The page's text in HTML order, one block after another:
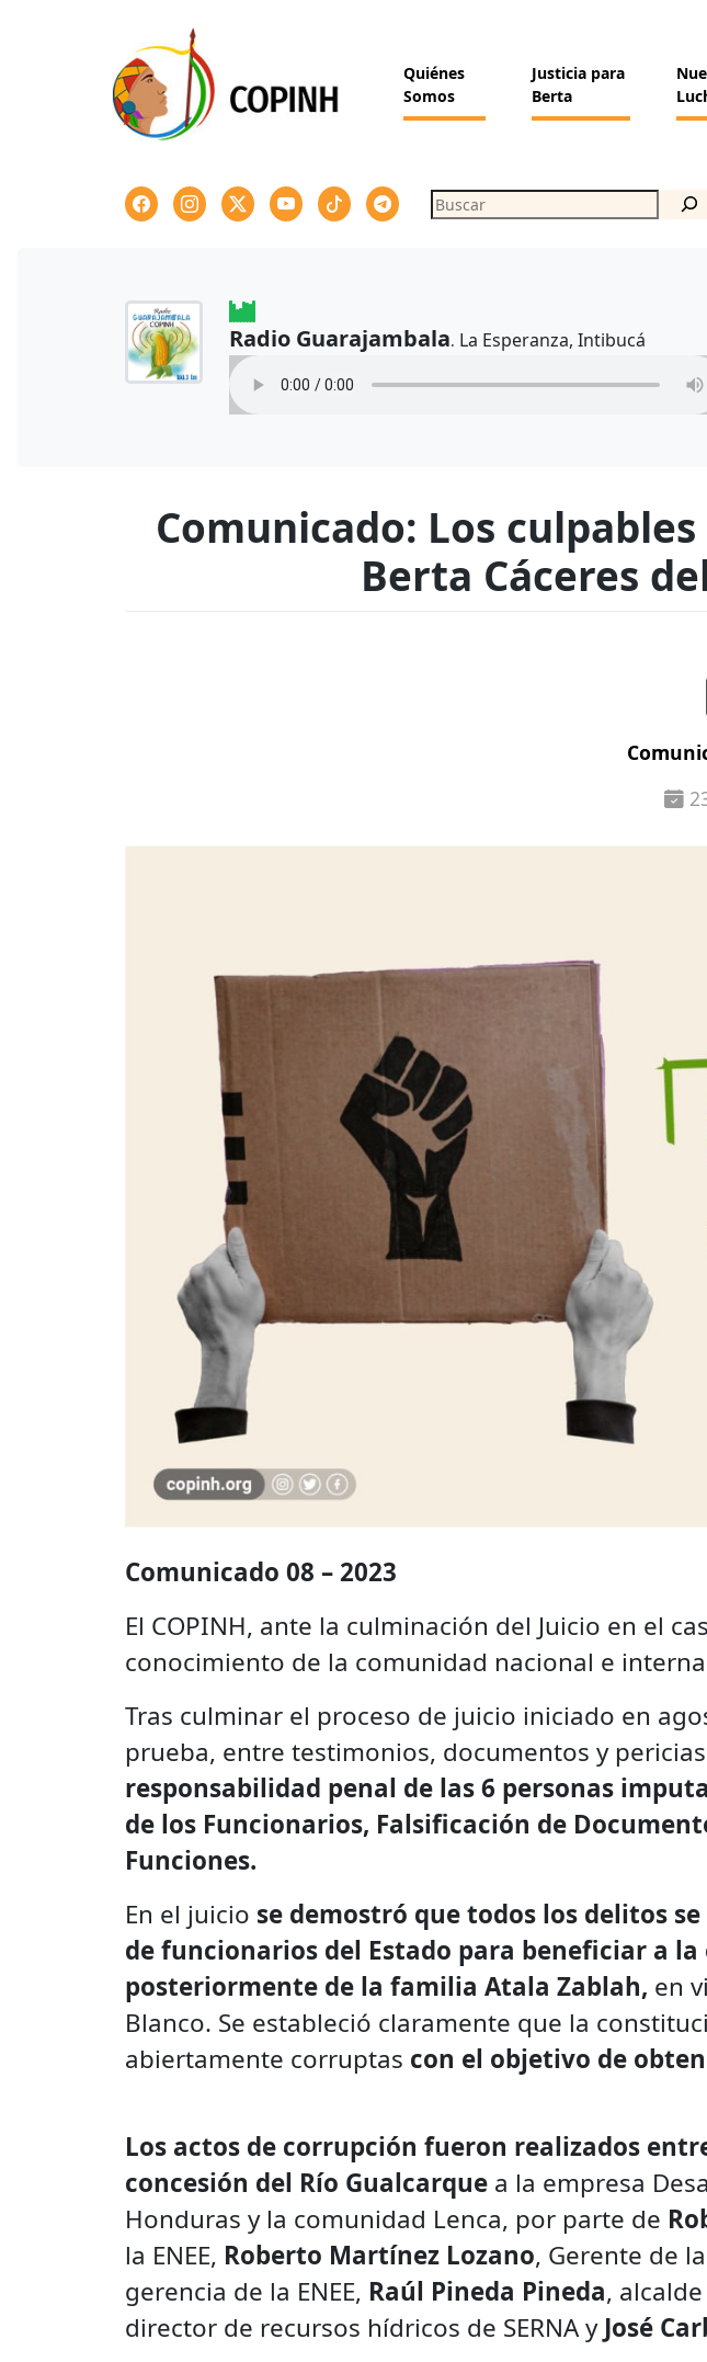
Quiénes
Somos
Justicia para
Berta
Buscar
Radio Guarajambala. La Esperanza, Intibucá
Comunicado: Los
Berta Cáceres
Comunicado 08 – 2023
El COPINH, ante la culminación del Juicio en el
conocimiento de la comunidad nacional e
Tras culminar el proceso de juicio iniciado en
prueba, entre testimonios, documentos y
responsabilidad penal de las 6 personas
de los Funcionarios, Falsificación de
Funciones.
En el juicio se demostró que todos los delitos
de funcionarios del Estado para beneficiar a la
posteriormente de la familia Atala Zablah, en
Blanco. Se estableció claramente que la
abiertamente corruptas con el objetivo de
Los actos de corrupción fueron realizados
concesión del Río Gualcarque a la empresa
Honduras y la comunidad Lenca, por parte de
la ENEE, Roberto Martínez Lozano, Gerente de la
gerencia de la ENEE, Raúl Pineda Pineda,
director de recursos hídricos de SERNA y José